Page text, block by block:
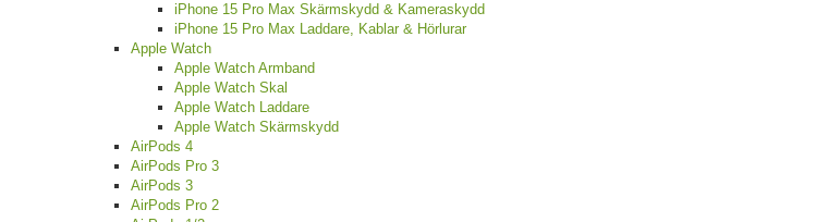
iPhone 15 Pro Max Skärmskydd & Kameraskydd
iPhone 15 Pro Max Laddare, Kablar & Hörlurar
Apple Watch
Apple Watch Armband
Apple Watch Skal
Apple Watch Laddare
Apple Watch Skärmskydd
AirPods 4
AirPods Pro 3
AirPods 3
AirPods Pro 2